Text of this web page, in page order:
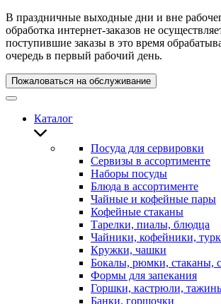
В праздничные выходные дни и вне
обработка интернет-заказов не
поступившие заказы в это время
очередь в первый рабочий день.
Пожаловаться на обслуживание
Каталог
Посуда для сервировки
Сервизы в ассортименте
Наборы посуды
Блюда в ассортименте
Чайные и кофейные пары
Кофейные стаканы
Тарелки, пиалы, блюдца
Чайники, кофейники,
Кружки, чашки
Бокалы, рюмки, стаканы,
Формы для запекания
Горшки, кастрюли,
Банки, горшочки